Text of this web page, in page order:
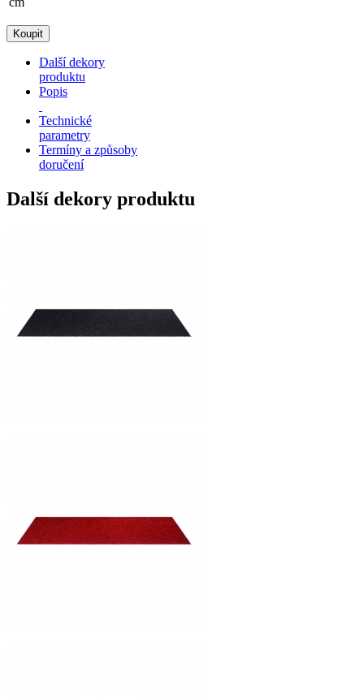
Další dekory
produktu
Popis
Technické
parametry
Termíny a způsoby
doručení
Další dekory produktu